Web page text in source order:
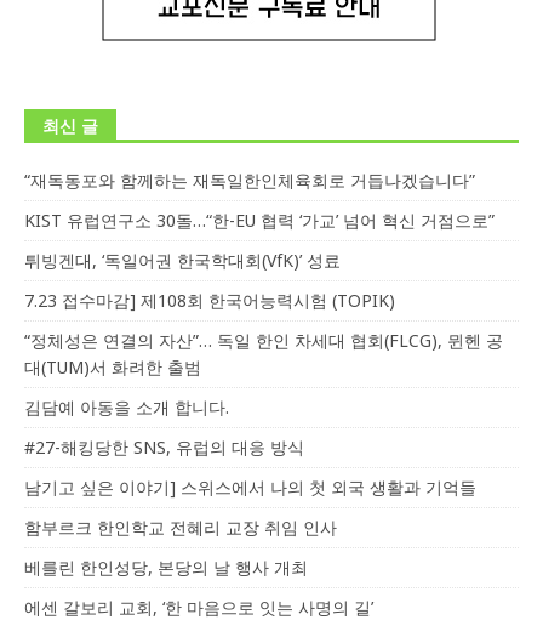
최신 글
“재독동포와 함께하는 재독일한인체육회로 거듭나겠습니다”
KIST 유럽연구소 30돌…“한-EU 협력 ‘가교’ 넘어 혁신 거점으로”
튀빙겐대, ‘독일어권 한국학대회(VfK)’ 성료
7.23 접수마감] 제108회 한국어능력시험 (TOPIK)
“정체성은 연결의 자산”… 독일 한인 차세대 협회(FLCG), 뮌헨 공
대(TUM)서 화려한 출범
김담예 아동을 소개 합니다.
#27-해킹당한 SNS, 유럽의 대응 방식
남기고 싶은 이야기] 스위스에서 나의 첫 외국 생활과 기억들
함부르크 한인학교 전혜리 교장 취임 인사
베를린 한인성당, 본당의 날 행사 개최
에센 갈보리 교회, ‘한 마음으로 잇는 사명의 길’